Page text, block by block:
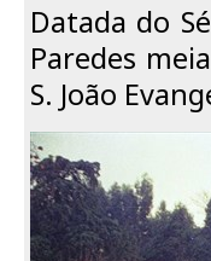
Datada do
Paredes
S. João